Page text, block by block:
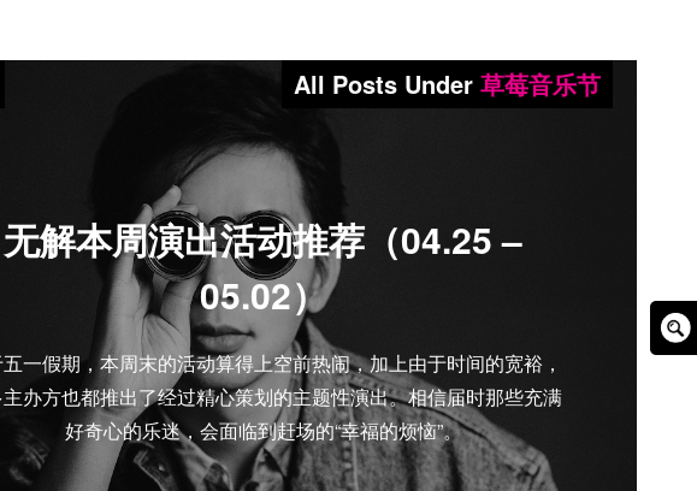
All Posts Under 草莓音乐节
无解本周演出活动推荐（04.25 –
05.02）
一假期，本周末的活动算得上空前热闹，加上由于时间的宽裕，
办方也都推出了经过精心策划的主题性演出。相信届时那些充满
好奇心的乐迷，会面临到赶场的“幸福的烦恼”。